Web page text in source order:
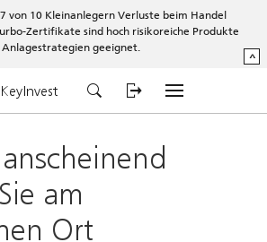
von 10 Kleinanlegern Verluste beim Handel
Zertifikate sind hoch risikoreiche Produkte
geeignet.
^
KeyInvest
am
Ort